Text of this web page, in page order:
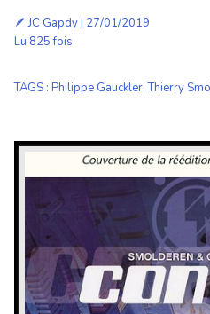
🪶JC Gapdy| 27/01/2019
Lu 825 fois
TAGS : Philippe Gauckler,Thierry